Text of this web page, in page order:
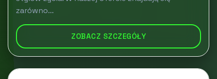
zarówno...
ZOBACZ SZCZEGÓŁY